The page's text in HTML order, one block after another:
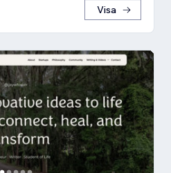
Visa